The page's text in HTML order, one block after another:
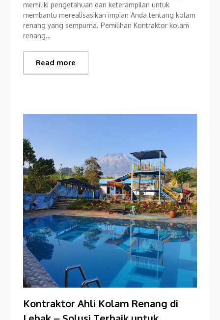
memiliki pengetahuan dan keterampilan untuk
membantu merealisasikan impian Anda tentang kolam
renang yang sempurna. Pemilihan Kontraktor kolam
renang…
Read more
Kontraktor Ahli Kolam Renang di